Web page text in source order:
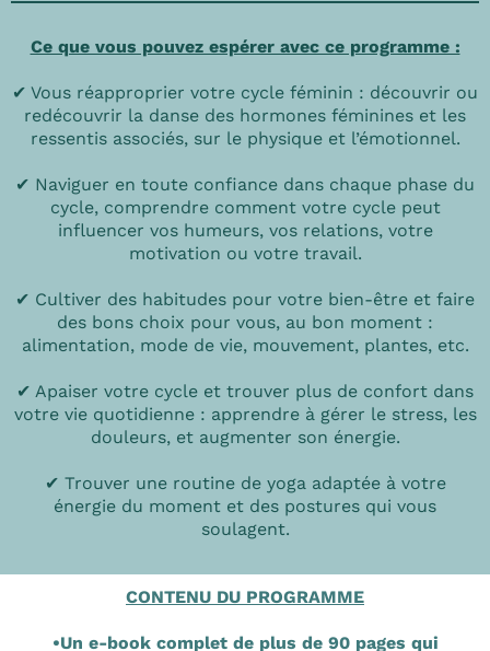
Ce que vous pouvez espérer avec ce programme :
✔ Vous réapproprier votre cycle féminin : découvrir ou
redécouvrir la danse des hormones féminines et les
ressentis associés, sur le physique et l’émotionnel.
✔ Naviguer en toute confiance dans chaque phase du
cycle, comprendre comment votre cycle peut
influencer vos humeurs, vos relations, votre
motivation ou votre travail.
✔ Cultiver des habitudes pour votre bien-être et faire
des bons choix pour vous, au bon moment :
alimentation, mode de vie, mouvement, plantes, etc.
✔ Apaiser votre cycle et trouver plus de confort dans
votre vie quotidienne : apprendre à gérer le stress, les
douleurs, et augmenter son énergie.
✔ Trouver une routine de yoga adaptée à votre
énergie du moment et des postures qui vous
soulagent.
CONTENU DU PROGRAMME
•Un e-book complet de plus de 90 pages qui